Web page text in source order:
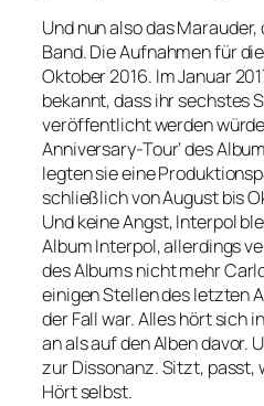
Und nun also das
Band. Die Aufnahmen für
Oktober 2016. Im Januar
bekannt, dass ihr sechstes
veröffentlicht werden
Anniversary-Tour‘ des
legten sie eine
schließlich von August bis
Und keine Angst, Interpol
Album Interpol, allerdings
des Albums nicht mehr
einigen Stellen des letzten
der Fall war. Alles hört sich
an als auf den Alben davor.
zur Dissonanz. Sitzt, passt,
Hört selbst.